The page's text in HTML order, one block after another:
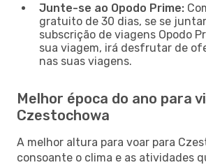
Junte-se ao Opodo Prime:
gratuito de 30 dias, se se
subscrição de viagens Opodo
sua viagem, irá desfrutar de
nas suas viagens.
Melhor época do ano para
Czestochowa
A melhor altura para voar para
consoante o clima e as atividades